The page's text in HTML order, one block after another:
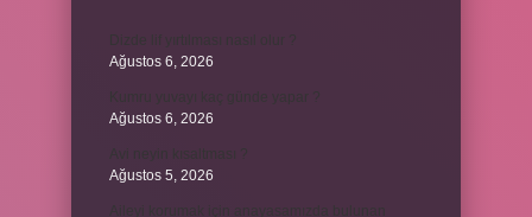
Ağustos 6, 2026
Ağustos 6, 2026
Ağustos 5, 2026